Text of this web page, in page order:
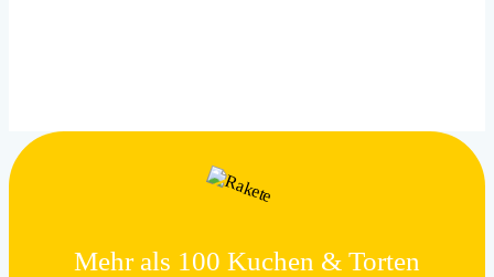
Mehr als 100 Kuchen & Torten